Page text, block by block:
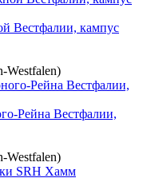
Вестфалии, кампус
Westfalen)
Рейна Вестфалии,
Westfalen)